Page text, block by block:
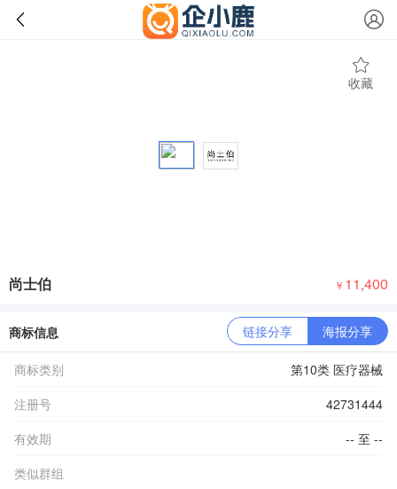
收藏
尚士伯 ￥ 11,400
商标信息 链接分享 海报分享
商标类别
第10类 医疗器械
注册号
42731444
有效期
-- 至 --
类似群组